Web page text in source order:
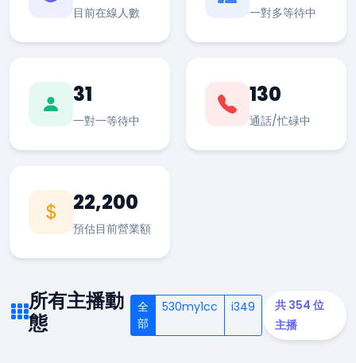
目前在線人數 一對多等待中
31
一對一等待中
130
通話/忙碌中
22,200
預估目前營業額
所有主播動
態
全
部
530my1cc i349
共 354 位
主播